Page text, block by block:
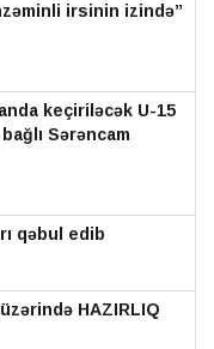
irsinin izində”
keçiriləcək U-15
Sərəncam
qəbul edib
HAZIRLIQ